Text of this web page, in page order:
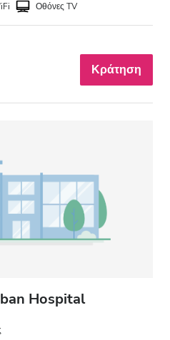
Οθόνες TV
Κράτηση
Hospital